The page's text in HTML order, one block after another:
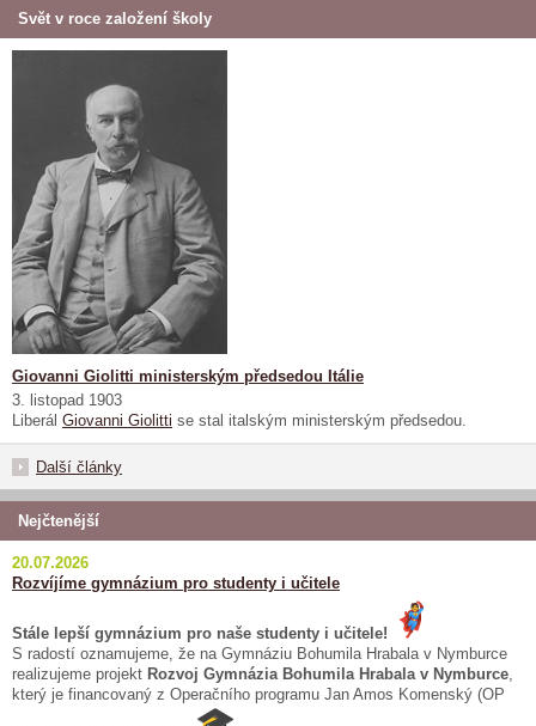
Svět v roce založení školy
Giovanni Giolitti ministerským předsedou Itálie
3. listopad 1903
Liberál Giovanni Giolitti se stal italským ministerským předsedou.
Další články
Nejčtenější
20.07.2026
Rozvíjíme gymnázium pro studenty i učitele
Stále lepší gymnázium pro naše studenty i učitele!
S radostí oznamujeme, že na Gymnáziu Bohumila Hrabala v Nymburce
realizujeme projekt Rozvoj Gymnázia Bohumila Hrabala v Nymburce
který je financovaný z Operačního programu Jan Amos Komenský (OP